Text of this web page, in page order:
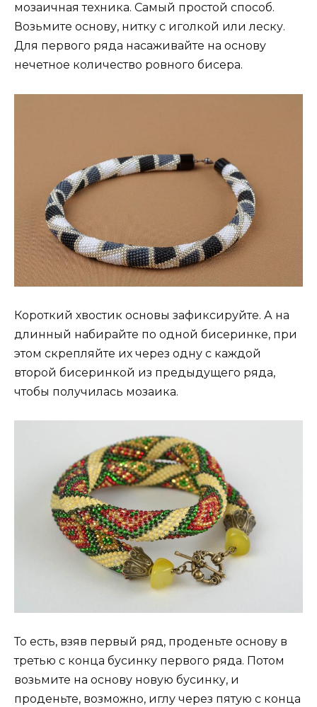
мозаичная техника. Самый простой способ.
Возьмите основу, нитку с иголкой или леску.
Для первого ряда насаживайте на основу
нечетное количество ровного бисера.
Короткий хвостик основы зафиксируйте. А на
длинный набирайте по одной бисеринке, при
этом скрепляйте их через одну с каждой
второй бисеринкой из предыдущего ряда,
чтобы получилась мозаика.
То есть, взяв первый ряд, проденьте основу в
третью с конца бусинку первого ряда. Потом
возьмите на основу новую бусинку, и
проденьте, возможно, иглу через пятую с конца